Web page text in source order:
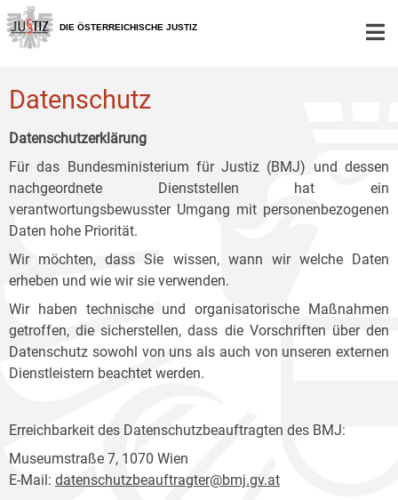
Zur
Hauptnavigation
[1]
Zum
Inhalt
[2]
Zum
Untermenü
[3]
DIE ÖSTERREICHISCHE JUSTIZ
Datenschutz
Datenschutzerklärung
Für das Bundesministerium für Justiz (BMJ) und dessen
nachgeordnete Dienststellen hat ein
verantwortungsbewusster Umgang mit personenbezogenen
Daten hohe Priorität.
Wir möchten, dass Sie wissen, wann wir welche Daten
erheben und wie wir sie verwenden.
Wir haben technische und organisatorische Maßnahmen
getroffen, die sicherstellen, dass die Vorschriften über den
Datenschutz sowohl von uns als auch von unseren externen
Dienstleistern beachtet werden.
Erreichbarkeit des Datenschutzbeauftragten des BMJ:
Museumstraße 7, 1070 Wien
E-Mail: datenschutzbeauftragter@bmj.gv.at